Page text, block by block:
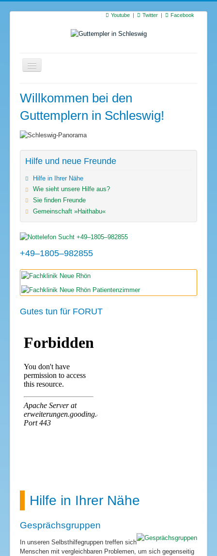
Youtube Twitter Facebook
Suchen
S
Willkommen bei den
Guttemplern in Schleswig!
Hilfe und neue Freunde
Hilfe in Ihrer Nähe
Wie sieht unsere Hilfe aus?
Sie finden Freunde
Gemeinschaft »Haithabu«
+49–1805–982855
Gutes tun für FORUT
Hilfe in Ihrer Nähe
Gesprächsgruppen
In unseren Selbsthilfegruppen treffen sich
Menschen mit vergleichbaren Problemen, um sich gegenseitig